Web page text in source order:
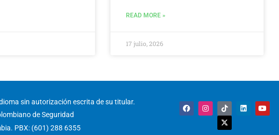
READ MORE »
17 julio, 2026
sin autorización escrita de su titular.
de Seguridad
PBX: (601) 288 6355
F
a
c
I
n
s
T
i
k
t
o
L
i
Y
o
u
X
-
t
w
i